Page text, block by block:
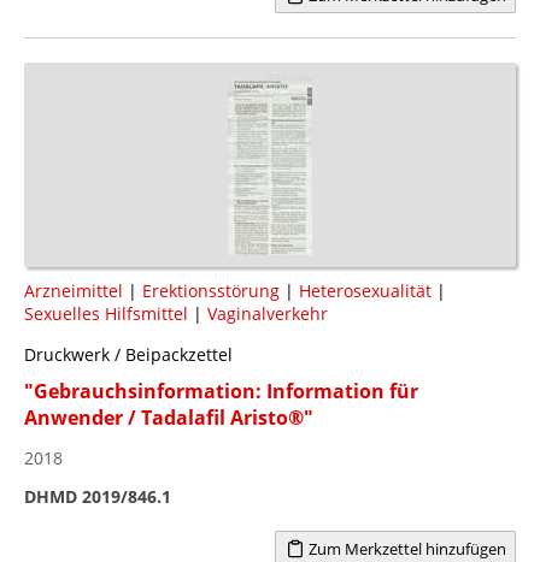
Arzneimittel | Erektionsstörung | Heterosexualität |
Sexuelles Hilfsmittel | Vaginalverkehr
Druckwerk / Beipackzettel
"Gebrauchsinformation: Information für
Anwender / Tadalafil Aristo®"
2018
DHMD 2019/846.1
Zum Merkzettel hinzufügen